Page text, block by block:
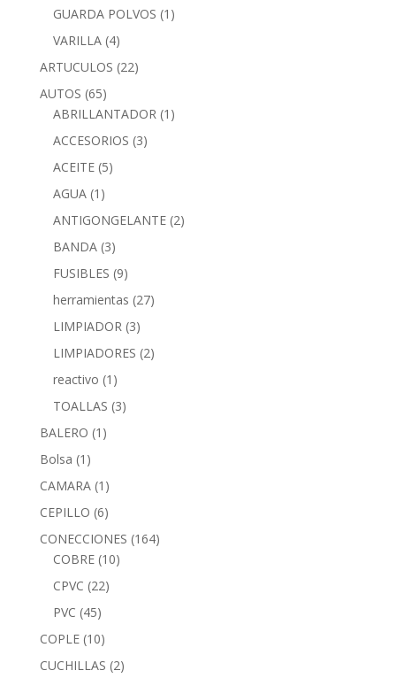
GUARDA POLVOS (1)
VARILLA (4)
ARTUCULOS (22)
AUTOS (65)
ABRILLANTADOR (1)
ACCESORIOS (3)
ACEITE (5)
AGUA (1)
ANTIGONGELANTE (2)
BANDA (3)
FUSIBLES (9)
herramientas (27)
LIMPIADOR (3)
LIMPIADORES (2)
reactivo (1)
TOALLAS (3)
BALERO (1)
Bolsa (1)
CAMARA (1)
CEPILLO (6)
CONECCIONES (164)
COBRE (10)
CPVC (22)
PVC (45)
COPLE (10)
CUCHILLAS (2)